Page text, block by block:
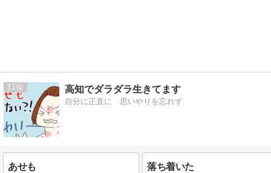
11 高知でダラダラ生きてます
自分に正直に 思いやりを忘れず
あせも 落ち着いた